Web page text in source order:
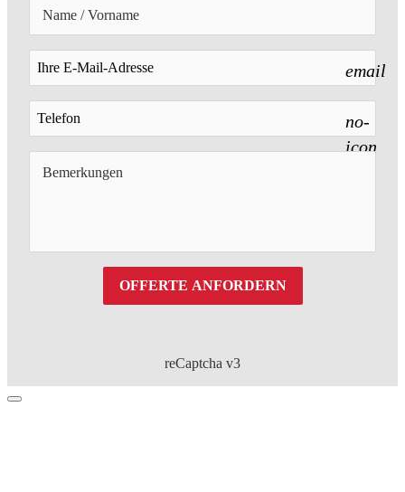
email
no-
icon
OFFERTE ANFORDERN
reCaptcha v3